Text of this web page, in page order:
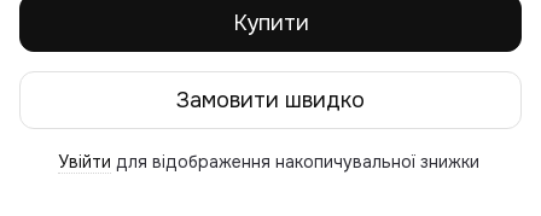
Купити
Замовити швидко
Увійти для відображення накопичувальної знижки